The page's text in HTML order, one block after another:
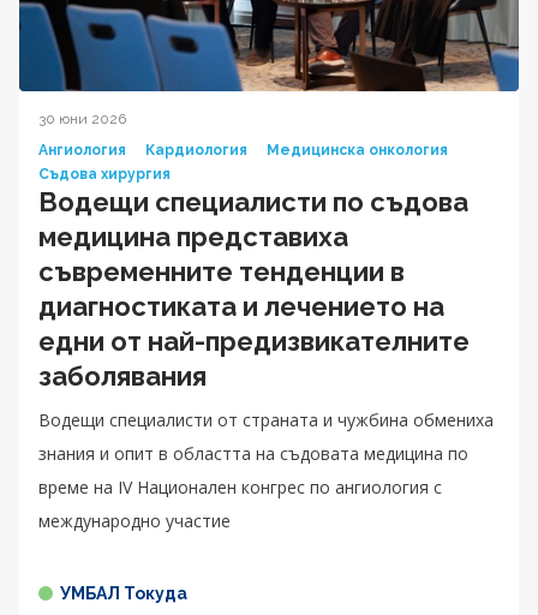
30 юни 2026
Ангиология
Кардиология
Медицинска онкология
Съдова хирургия
Водещи специалисти по съдова
медицина представиха
съвременните тенденции в
диагностиката и лечението на
едни от най-предизвикателните
заболявания
Водещи специалисти от страната и чужбина обмениха
знания и опит в областта на съдовата медицина по
време на IV Национален конгрес по ангиология с
международно участие
УМБАЛ Токуда